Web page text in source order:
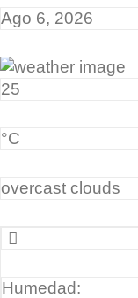
Ago 6, 2026
25
°C
overcast clouds
Humedad: